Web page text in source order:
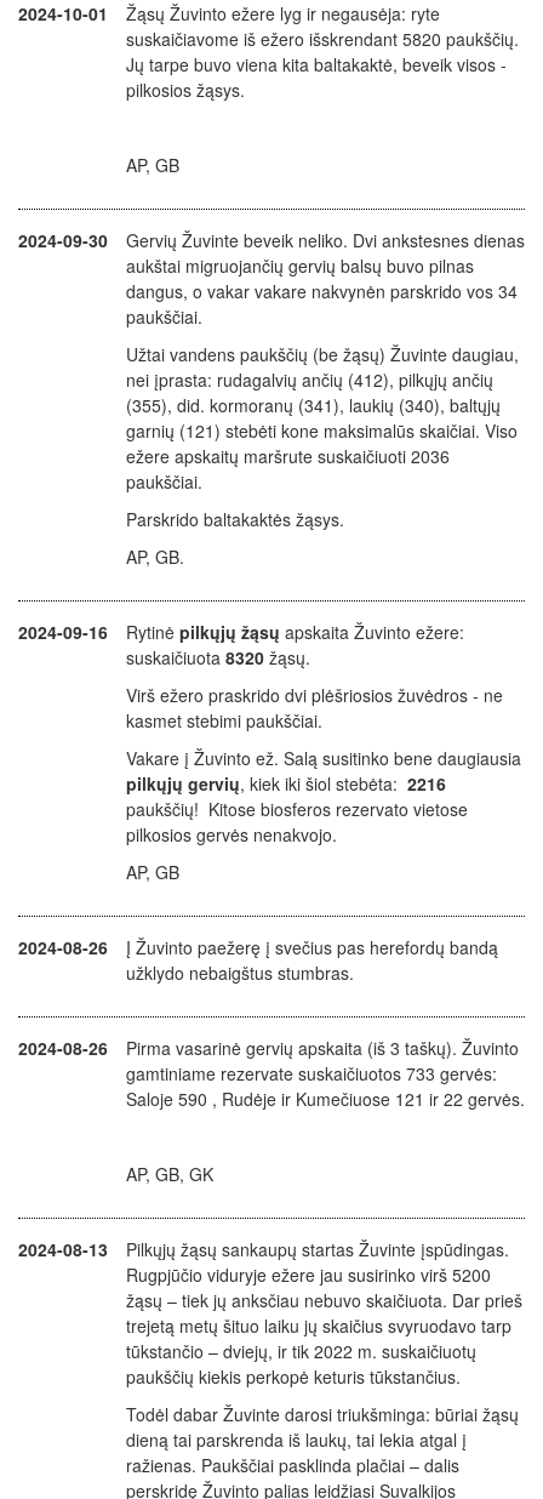
2024-10-01
Žąsų Žuvinto ežere lyg ir negausėja: ryte
suskaičiavome iš ežero išskrendant 5820 paukščių.
Jų tarpe buvo viena kita baltakaktė, beveik visos -
pilkosios žąsys.
AP, GB
2024-09-30
Gervių Žuvinte beveik neliko. Dvi ankstesnes dienas
aukštai migruojančių gervių balsų buvo pilnas
dangus, o vakar vakare nakvynėn parskrido vos 34
paukščiai.
Užtai vandens paukščių (be žąsų) Žuvinte daugiau,
nei įprasta: rudagalvių ančių (412), pilkųjų ančių
(355), did. kormoranų (341), laukių (340), baltųjų
garnių (121) stebėti kone maksimalūs skaičiai. Viso
ežere apskaitų maršrute suskaičiuoti 2036
paukščiai.
Parskrido baltakaktės žąsys.
AP, GB.
2024-09-16 Rytinė pilkųjų žąsų apskaita Žuvinto ežere:
suskaičiuota 8320 žąsų.
Virš ežero praskrido dvi plėšriosios žuvėdros - ne
kasmet stebimi paukščiai.
Vakare į Žuvinto ež. Salą susitinko bene daugiausia
pilkųjų gervių, kiek iki šiol stebėta: 2216
paukščių! Kitose biosferos rezervato vietose
pilkosios gervės nenakvojo.
AP, GB
2024-08-26
Į Žuvinto paežerę į svečius pas herefordų bandą
užklydo nebaigštus stumbras.
2024-08-26
Pirma vasarinė gervių apskaita (iš 3 taškų). Žuvinto
gamtiniame rezervate suskaičiuotos 733 gervės:
Saloje 590 , Rudėje ir Kumečiuose 121 ir 22 gervės.
AP, GB, GK
2024-08-13
Pilkųjų žąsų sankaupų startas Žuvinte įspūdingas.
Rugpjūčio viduryje ežere jau susirinko virš 5200
žąsų – tiek jų anksčiau nebuvo skaičiuota. Dar prieš
trejetą metų šituo laiku jų skaičius svyruodavo tarp
tūkstančio – dviejų, ir tik 2022 m. suskaičiuotų
paukščių kiekis perkopė keturis tūkstančius.
Todėl dabar Žuvinte darosi triukšminga: būriai žąsų
dieną tai parskrenda iš laukų, tai lekia atgal į
ražienas. Paukščiai pasklinda plačiai – dalis
perskridę Žuvinto palias leidžiasi Suvalkijos